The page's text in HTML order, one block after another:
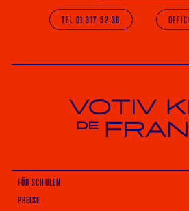
TEL 01 317 52 36
Votiv Kino und Kino De France
FÜR SCHULEN
PREISE